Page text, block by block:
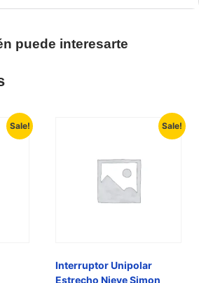
puede interesarte
Sale! Sale!
Interruptor Unipolar
Estrecho Nieve Simon